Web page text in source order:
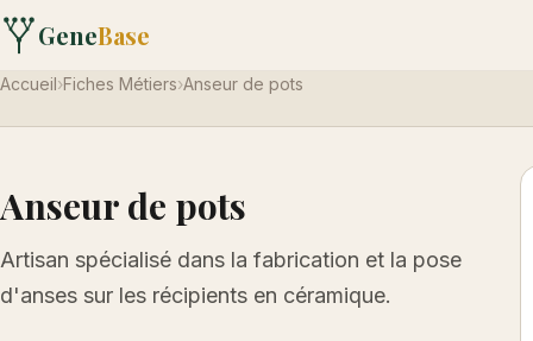
GeneBase
Accueil›Fiches Métiers›Anseur de pots
Anseur de pots
Artisan spécialisé dans la fabrication et la pose
d'anses sur les récipients en céramique.